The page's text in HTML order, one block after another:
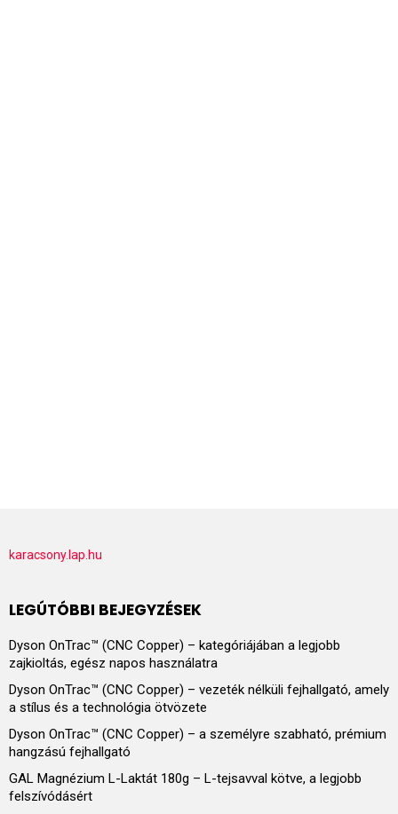
karacsony.lap.hu
LEGÚTÓBBI BEJEGYZÉSEK
Dyson OnTrac™ (CNC Copper) – kategóriájában a legjobb
zajkioltás, egész napos használatra
Dyson OnTrac™ (CNC Copper) – vezeték nélküli fejhallgató, amely
a stílus és a technológia ötvözete
Dyson OnTrac™ (CNC Copper) – a személyre szabható, prémium
hangzású fejhallgató
GAL Magnézium L-Laktát 180g – L-tejsavval kötve, a legjobb
felszívódásért